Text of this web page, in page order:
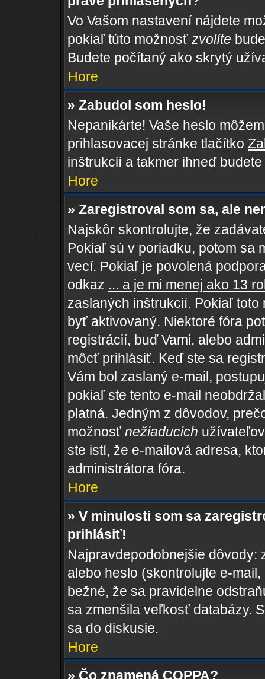
Vo Vašom nastavení nájdete
pokiaľ túto možnosť zvolíte
Budete počítaný ako skrytý
Hore
» Zabudol som heslo!
Nepanikárte! Vaše heslo
prihlasovacej stránke tlačítko
inštrukcií a takmer ihneď
Hore
» Zaregistroval som sa, ale
Najskôr skontrolujte, že
Pokiaľ sú v poriadku, potom sa
vecí. Pokiaľ je povolená
odkaz ... a je mi menej ako 13
zaslaných inštrukcií. Pokiaľ
byť aktivovaný. Niektoré fóra
registrácií, buď Vami, alebo
môcť prihlásiť. Keď ste sa
Vám bol zaslaný e-mail,
pokiaľ ste tento e-mail
platná. Jedným z dôvodov,
možnosť nežiaducich
ste istí, že e-mailová adresa,
administrátora fóra.
Hore
» V minulosti som sa
prihlásiť!
Najpravdepodobnejšie
alebo heslo (skontrolujte e-
bežné, že sa pravidelne
sa zmenšila veľkosť databázy.
sa do diskusie.
Hore
» Čo znamená COPPA?